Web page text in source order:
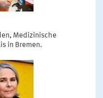
Medizinische
in Bremen.